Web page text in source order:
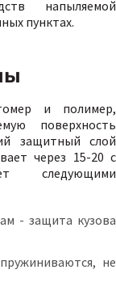
напыляемой
пунктах.
и полимер,
поверхность
защитный слой
через 15-20 с
следующими
- защита кузова
не